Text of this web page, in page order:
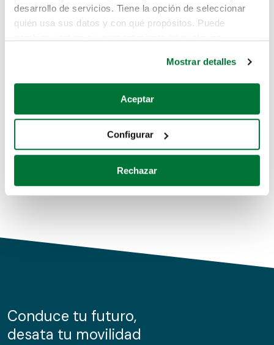
desarrollo de servicios. Tiene la opción de seleccionar
quién usa sus datos y con qué propósitos. Puede
Si lo permite, también quisiéramos:
Recopilar información sobre su ubicación geográfica
Identificar su dispositivo analizándolo activamente
para buscar características específicas (huellas
Obtenga más información sobre cómo se procesan sus
de cookies.
información sobre el uso que haga del sitio web con
nuestros partners de redes sociales, publicidad y análisis
Mostrar detalles
Aceptar
Configurar
Rechazar
Pero puedes encontrar el coche que estás
buscando en alguno de estos enlaces:
Coches de segunda mano
Coches de km0
Conduce tu futuro,
desata tu movilidad